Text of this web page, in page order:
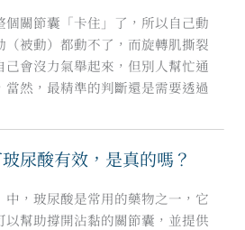
個關節囊「卡住」了，所以自己動
（被動）都動不了，而旋轉肌撕裂
己會沒力氣舉起來，但別人幫忙通
然，最精準的判斷還是需要透過
尿酸有效，是真的嗎？
中，玻尿酸是常用的藥物之一，它
以幫助撐開沾黏的關節囊，並提供